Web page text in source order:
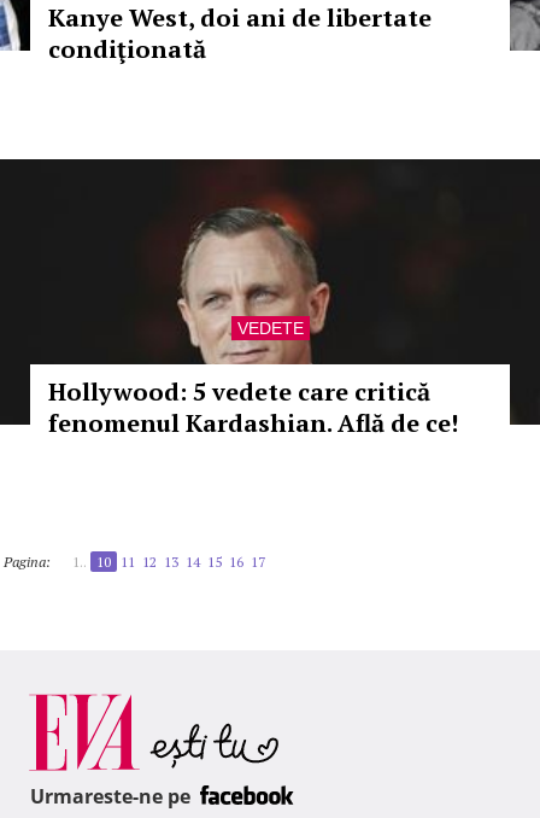
Kanye West, doi ani de libertate
condiţionată
VEDETE
Hollywood: 5 vedete care critică
fenomenul Kardashian. Află de ce!
Pagina: 1.. 10 11 12 13 14 15 16 17
Urmareste-ne pe